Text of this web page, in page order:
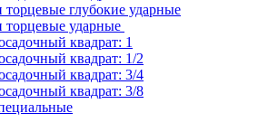
торцевые глубокие ударные
торцевые ударные
квадрат: 1
квадрат: 1/2
квадрат: 3/4
квадрат: 3/8